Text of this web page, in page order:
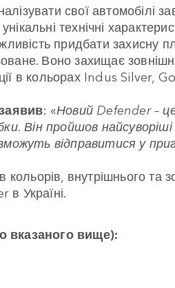
свої автомобілі
технічні
придбати захисну
Воно захищає
в кольорах Indus Silver,
: «Новий Defender –
Він пройшов
відправитися у
внутрішнього та
в Україні.
вказаного вище):